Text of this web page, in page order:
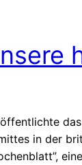
in der